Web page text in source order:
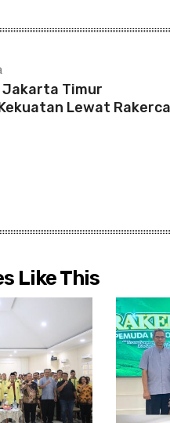
Jakarta Timur
Lewat
Like This